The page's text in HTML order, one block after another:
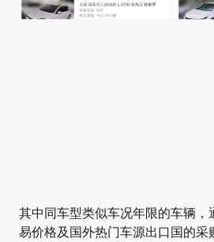
其中同车型类似车况年限的车辆，
易价格及国外热门车源出口国的采